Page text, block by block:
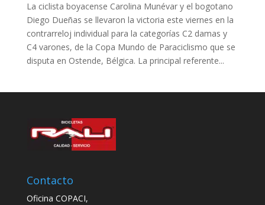
La ciclista boyacense Carolina Munévar y el bogotano
Diego Dueñas se llevaron la victoria este viernes en la
contrarreloj individual para la categorías C2 damas y
C4 varones, de la Copa Mundo de Paraciclismo que se
disputa en Ostende, Bélgica. La principal referente...
Contacto
Oficina COPACI,